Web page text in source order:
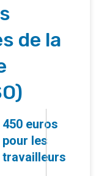
de la
450 euros
pour les
travailleurs